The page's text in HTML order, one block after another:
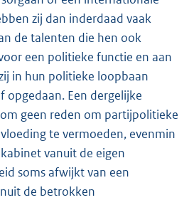
zij dan inderdaad vaak
de talenten die hen ook
een politieke functie en aan
in hun politieke loopbaan
opgedaan. Een dergelijke
geen reden om partijpolitieke
te vermoeden, evenmin
vanuit de eigen
soms afwijkt van een
de betrokken